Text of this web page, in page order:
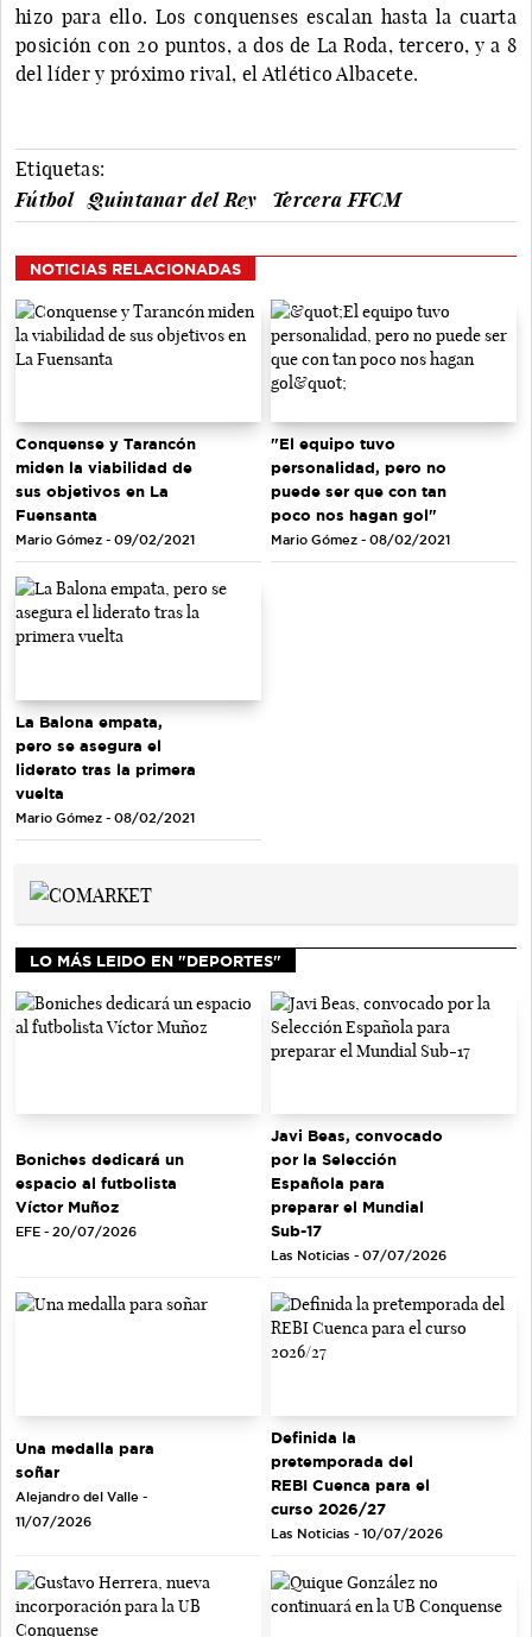
hizo para ello. Los conquenses escalan hasta la cuarta
posición con 20 puntos, a dos de La Roda, tercero, y a 8
del líder y próximo rival, el Atlético Albacete.
Etiquetas:
Fútbol
Quintanar del Rey Tercera FFCM
NOTICIAS RELACIONADAS
Conquense y Tarancón
miden la viabilidad de
sus objetivos en La
Fuensanta
Mario Gómez - 09/02/2021
"El equipo tuvo
personalidad, pero no
puede ser que con tan
poco nos hagan gol"
Mario Gómez - 08/02/2021
La Balona empata,
pero se asegura el
liderato tras la primera
vuelta
Mario Gómez - 08/02/2021
LO MÁS LEIDO EN "DEPORTES"
Boniches dedicará un
espacio al futbolista
Víctor Muñoz
EFE - 20/07/2026
Javi Beas, convocado
por la Selección
Española para
preparar el Mundial
Sub-17
Las Noticias - 07/07/2026
Una medalla para
soñar
Alejandro del Valle -
11/07/2026
Definida la
pretemporada del
REBI Cuenca para el
curso 2026/27
Las Noticias - 10/07/2026